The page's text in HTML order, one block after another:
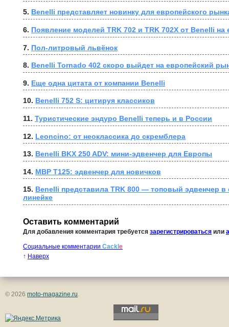
5. Benelli представляет новинку для европейского
6. Появление моделей TRK 702 и TRK 702X от Benelli
7. Пол-литровый львёнок
8. Benelli Tornado 402 скоро выйдет на европейский
9. Еще одна цитата от компании Benelli
10. Benelli 752 S: цитируя классиков
11. Туристические эндуро Benelli теперь и в России
12. Leoncino: от неоклассика до скремблера
13. Benelli BKX 250 ADV: мини-эдвенчер для Европы
14. MBP T125: эдвенчер для новичков
15. Benelli представила TRK 800 — топовый эдвенчер
линейке
Оставить комментарий
Для добавления комментария требуется зарегистрироваться или
Социальные комментарии Cackl e
↑ Наверх
© 2026 moto-magazine.ru.